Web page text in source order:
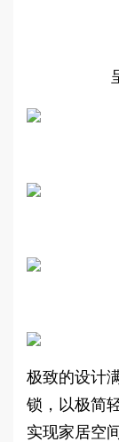
极致的设计
锁，以极简
实现家居空